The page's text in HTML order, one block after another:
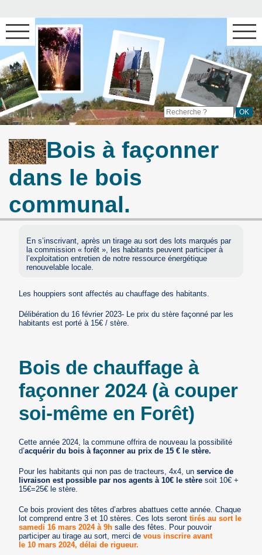
Bois à façonner
dans le bois
communal.
En s’inscrivant, après un tirage au sort des lots marqués par
la commission « forêt », les habitants peuvent participer à
l’exploitation entretien de notre ressource énergétique
renouvelable locale.
Les houppiers sont affectés au chauffage des habitants.
Délibération du 16 février 2023- Le prix du stère façonné par les
habitants est porté à 15€ / stère.
Bois de chauffage à
façonner 2024 (à couper
soi-même en Forêt)
Cette année 2024, la commune offrira de nouveau la possibilité
d’acquérir du bois à façonner au prix de 15 € le stère.
Pour les habitants qui non pas de tracteurs, 4x4, unservice de
livraison est possible par nos agents à 10€ le stère soit 10€ +
15€=25€ le stère.
Ce bois provient des têtes d’arbres abattues cette année. Chaque
lot comprend entre 3 et 10 stères. Ces lots seronttirés au sort le
samedi 16 mars 2024 à 9h salle des fêtes. Pour pouvoir
participer au tirage au sort, merci devous inscrire avant
le 10 mars 2024, délai de rigueur.